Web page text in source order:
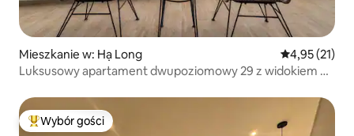
Mieszkanie w: Hạ Long Średnia
4,95 (21)
Luksusowy apartament dwupoziomowy 29 z widokiem na
Najpopularniejsze z kategorii Wybór gości
Wybór gości